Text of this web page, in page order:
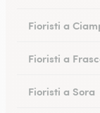
Fioristi a
Fioristi a
Fioristi a Sora